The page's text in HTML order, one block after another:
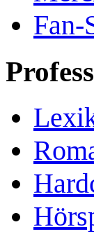
Fan-